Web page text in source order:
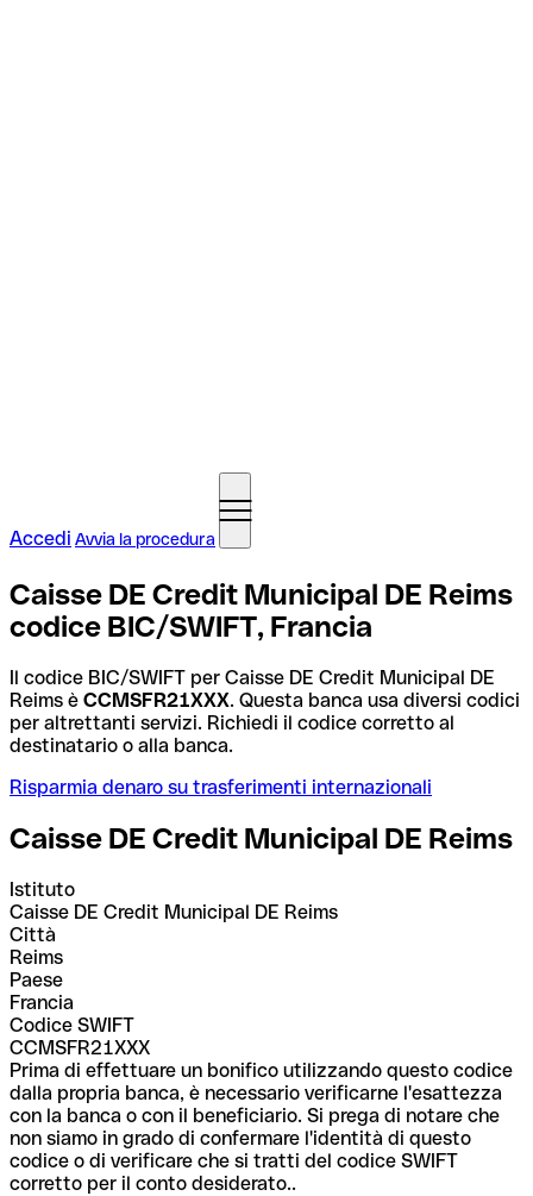
Accedi Avvia la procedura
Caisse DE Credit Municipal DE Reims
codice BIC/SWIFT, Francia
Il codice BIC/SWIFT per Caisse DE Credit Municipal DE
Reims è CCMSFR21XXX. Questa banca usa diversi codici
per altrettanti servizi. Richiedi il codice corretto al
destinatario o alla banca.
Risparmia denaro su trasferimenti internazionali
Caisse DE Credit Municipal DE Reims
Istituto
Caisse DE Credit Municipal DE Reims
Città
Reims
Paese
Francia
Codice SWIFT
CCMSFR21XXX
Prima di effettuare un bonifico utilizzando questo codice
dalla propria banca, è necessario verificarne l'esattezza
con la banca o con il beneficiario. Si prega di notare che
non siamo in grado di confermare l'identità di questo
codice o di verificare che si tratti del codice SWIFT
corretto per il conto desiderato..